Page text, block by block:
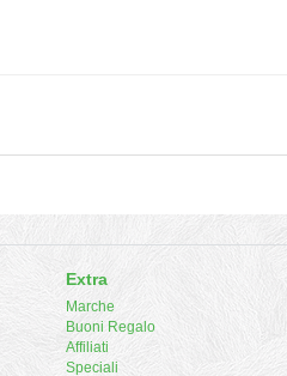
Extra
Marche
Buoni Regalo
Affiliati
Speciali